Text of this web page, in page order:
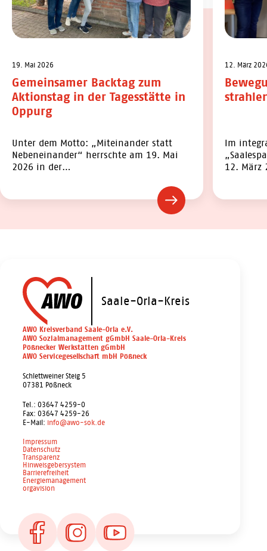
19. Mai 2026
Gemeinsamer Backtag zum
Aktionstag in der Tagesstätte in
Oppurg
Unter dem Motto: „Miteinander statt
Nebeneinander“ herrschte am 19. Mai
2026 in der…
12. März
Im
12. März
Saale-Orla-Kreis
AWO Kreisverband Saale-Orla e.V.
AWO Sozialmanagement gGmbH Saale-Orla-Kreis
Pößnecker Werkstätten gGmbH
AWO Servicegesellschaft mbH Pößneck
Schlettweiner Steig 5
07381 Pößneck
Tel.: 03647 4259-0
Fax: 03647 4259-26
E-Mail: info@awo-sok.de
Impressum
Datenschutz
Transparenz
Hinweisgebersystem
Barrierefreiheit
Energiemanagement
orgavision